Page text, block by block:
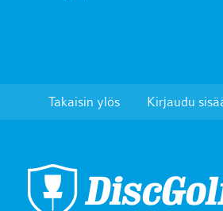
Takaisin ylös Kirjaudu